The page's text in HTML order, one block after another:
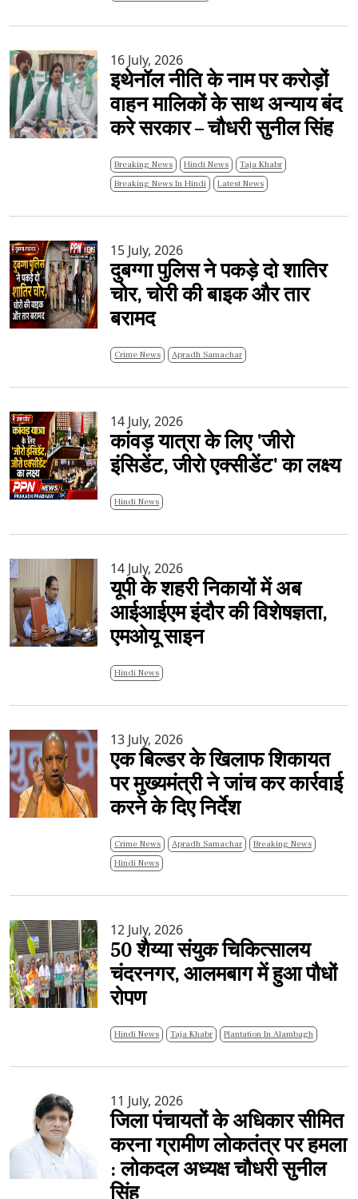
16 July, 2026
इथेनॉल नीति के नाम पर करोड़ों
वाहन मालिकों के साथ अन्याय बंद
करे सरकार – चौधरी सुनील सिंह
Breaking News Hindi News
Taja Khabr
Breaking News In Hindi
Latest News
15 July, 2026
दुबग्गा पुलिस ने पकड़े दो शातिर
चोर, चोरी की बाइक और तार
बरामद
Crime News Apradh Samachar
14 July, 2026
कांवड़ यात्रा के लिए 'जीरो
इंसिडेंट, जीरो एक्सीडेंट' का लक्ष्य
Hindi News
14 July, 2026
यूपी के शहरी निकायों में अब
आईआईएम इंदौर की विशेषज्ञता,
एमओयू साइन
Hindi News
13 July, 2026
एक बिल्डर के खिलाफ शिकायत
पर मुख्यमंत्री ने जांच कर कार्रवाई
करने के दिए निर्देश
Crime News Apradh Samachar
Breaking News
Hindi News
12 July, 2026
50 शैय्या संयुक चिकित्सालय
चंदरनगर, आलमबाग में हुआ पौधों
रोपण
Hindi News Taja Khabr Plantation In Alambagh
11 July, 2026
जिला पंचायतों के अधिकार सीमित
करना ग्रामीण लोकतंत्र पर हमला
: लोकदल अध्यक्ष चौधरी सुनील